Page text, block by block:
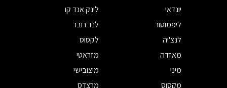
יונדאי
לינק אנד קו
ליפמוטור
לנד רובר
לנצ'יה
לקסוס
מאזדה
מזראטי
מיני
מיצובישי
מקסוס
מרצדס